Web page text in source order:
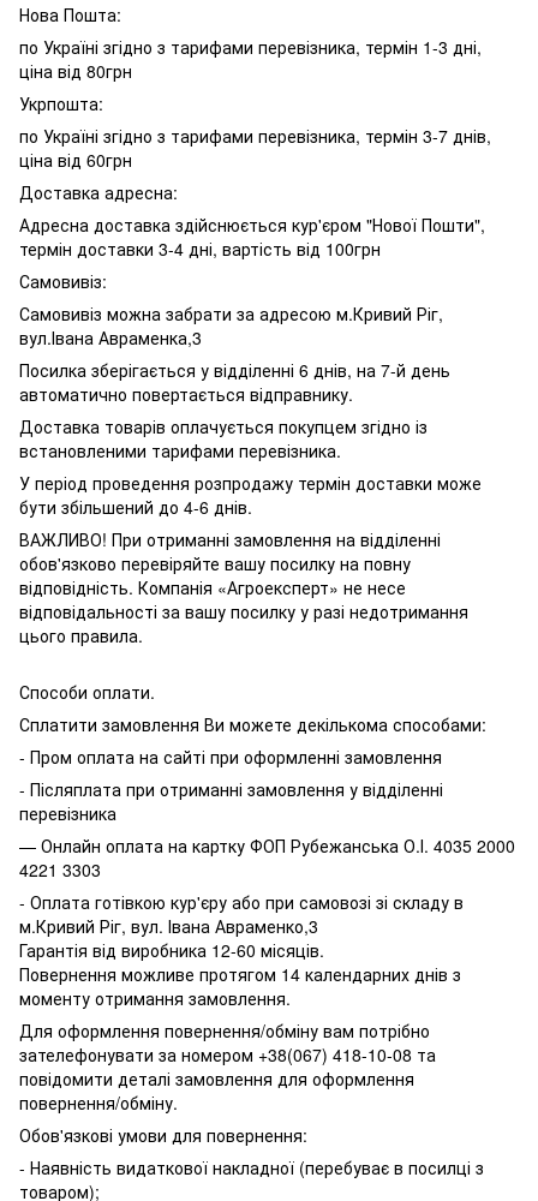
Нова Пошта:
по Україні згідно з тарифами перевізника, термін 1-3 дні,
ціна від 80грн
Укрпошта:
по Україні згідно з тарифами перевізника, термін 3-7 днів,
ціна від 60грн
Доставка адресна:
Адресна доставка здійснюється кур'єром "Нової Пошти",
термін доставки 3-4 дні, вартість від 100грн
Самовивіз:
Самовивіз можна забрати за адресою м.Кривий Ріг,
вул.Івана Авраменка,3
Посилка зберігається у відділенні 6 днів, на 7-й день
автоматично повертається відправнику.
Доставка товарів оплачується покупцем згідно із
встановленими тарифами перевізника.
У період проведення розпродажу термін доставки може
бути збільшений до 4-6 днів.
ВАЖЛИВО! При отриманні замовлення на відділенні
обов'язково перевіряйте вашу посилку на повну
відповідність. Компанія «Агроексперт» не несе
відповідальності за вашу посилку у разі недотримання
цього правила.
Способи оплати.
Сплатити замовлення Ви можете декількома способами:
- Пром оплата на сайті при оформленні замовлення
- Післяплата при отриманні замовлення у відділенні
перевізника
— Онлайн оплата на картку ФОП Рубежанська О.І. 4035 2000
4221 3303
- Оплата готівкою кур'єру або при самовозі зі складу в
м.Кривий Ріг, вул. Івана Авраменко,3
Гарантія від виробника 12-60 місяців.
Повернення можливе протягом 14 календарних днів з
моменту отримання замовлення.
Для оформлення повернення/обміну вам потрібно
зателефонувати за номером +38(067) 418-10-08 та
повідомити деталі замовлення для оформлення
повернення/обміну.
Обов'язкові умови для повернення:
- Наявність видаткової накладної (перебуває в посилці з
товаром);